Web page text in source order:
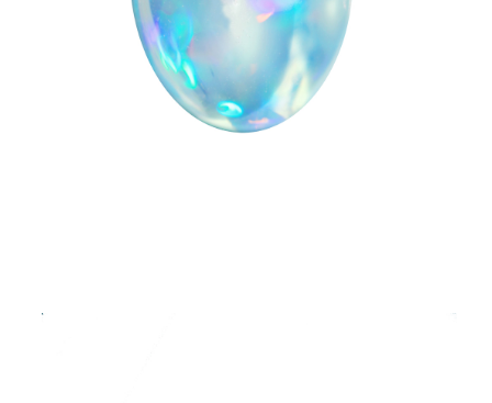
ご注文手続き
カートを見る
お買い物を続ける